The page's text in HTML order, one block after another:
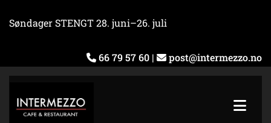
Søndager STENGT 28. juni–26. juli
 66 79 57 60 |  post@intermezzo.no